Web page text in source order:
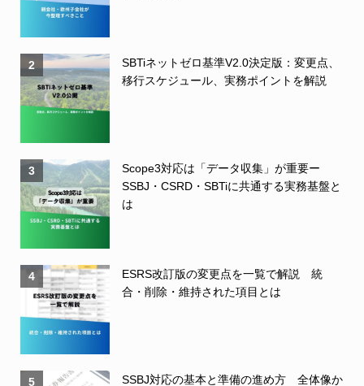
2
SBTiネットゼロ基準V2.0決定版：変更点、
移行スケジュール、実務ポイントを解説
3
Scope3対応は「データ収集」が重要ー
SSBJ・CSRD・SBTiに共通する実務基盤と
は
4
ESRS改訂版の変更点を一覧で解説 統
合・削除・維持された項目とは
5
SSBJ対応の基本と準備の進め方 全体像か